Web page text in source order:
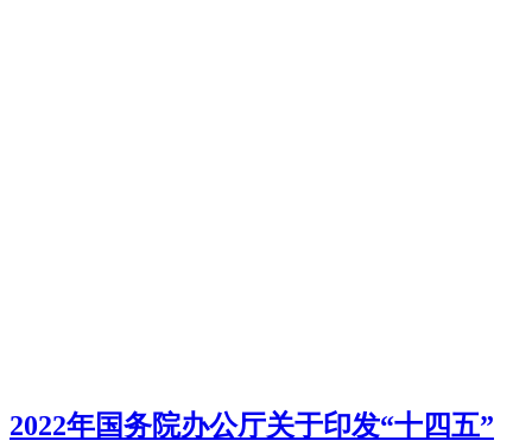
2022年国务院办公厅关于印发“十四五”